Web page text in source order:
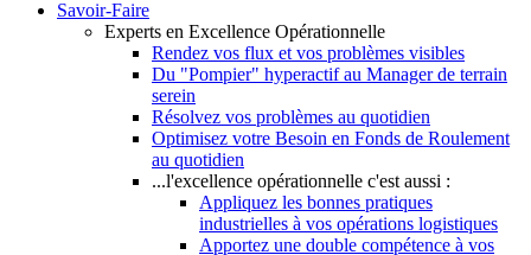
Savoir-Faire
Experts en Excellence Opérationnelle
Rendez vos flux et vos problèmes visibles
Du "Pompier" hyperactif au Manager de terrain
serein
Résolvez vos problèmes au quotidien
Optimisez votre Besoin en Fonds de Roulement
au quotidien
...l'excellence opérationnelle c'est aussi :
Appliquez les bonnes pratiques
industrielles à vos opérations logistiques
Apportez une double compétence à vos